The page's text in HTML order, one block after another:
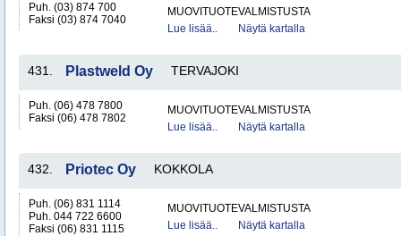
Puh. (03) 874 700
Faksi (03) 874 7040
MUOVITUOTEVALMISTUSTA
Lue lisää..
Näytä kartalla
431. Plastweld Oy TERVAJOKI
Puh. (06) 478 7800
Faksi (06) 478 7802
MUOVITUOTEVALMISTUSTA
Lue lisää..
Näytä kartalla
432. Priotec Oy KOKKOLA
Puh. (06) 831 1114
Puh. 044 722 6600
Faksi (06) 831 1115
MUOVITUOTEVALMISTUSTA
Lue lisää..
Näytä kartalla